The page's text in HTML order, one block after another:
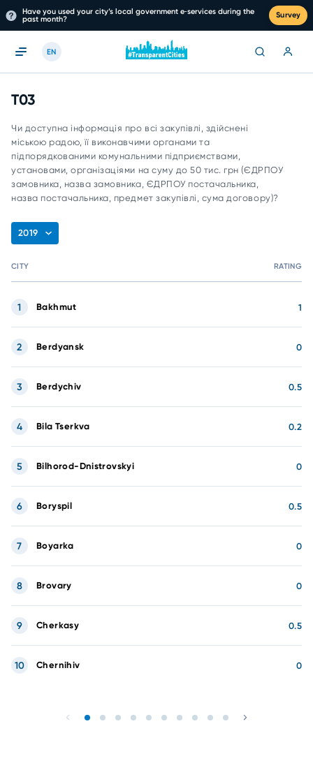
Have you used your city’s local government e‑services during the
past month?
Survey
EN
T03
Чи доступна інформація про всі закупівлі, здійснені
міською радою, її виконавчими органами та
підпорядкованими комунальними підприємствами,
установами, організаціями на суму до 50 тис. грн (ЄДРПОУ
замовника, назва замовника, ЄДРПОУ постачальника,
назва постачальника, предмет закупівлі, сума договору)?
2019
CITY RATING
Bakhmut 1
1
Berdyansk 0
2
Berdychiv 0.5
3
Bila Tserkva 0.2
4
Bilhorod-Dnistrovskyi 0
5
Boryspil 0.5
6
Boyarka 0
7
Brovary 0
8
Cherkasy 0.5
9
Chernihiv 0
10